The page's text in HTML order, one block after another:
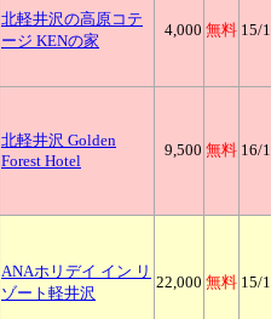
北軽井沢の高原コテ
ージ KENの家
4,000 無料 15/
北軽井沢 Golden
Forest Hotel
9,500 無料 16/
ANAホリデイ イン リ
ゾート軽井沢
22,000 無料 15/